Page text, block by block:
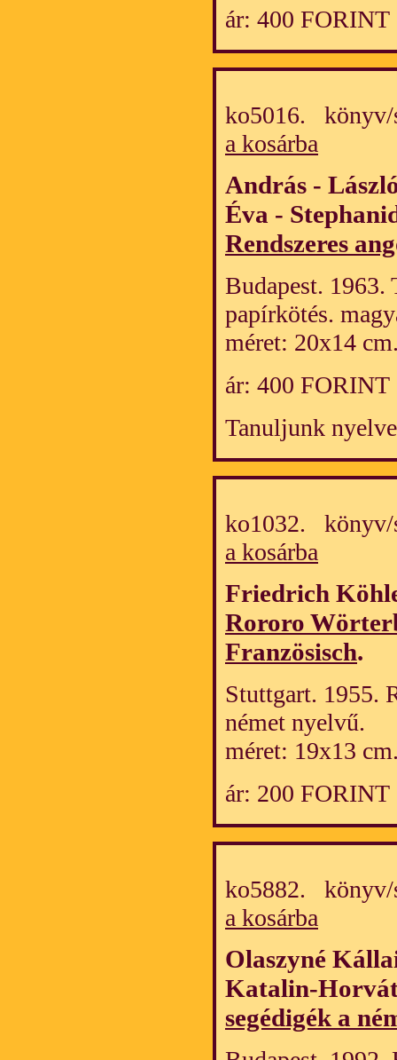
ár: 400 FORINT
ko5016.
a kosárba
András -
Éva -
Rendszeres
Budapest. 1963.
papírkötés.
méret: 20x14
ár: 400 FORINT
Tanuljunk
ko1032.
a kosárba
Friedrich
Rororo
Französisch.
Stuttgart. 1955.
német nyelvű.
méret: 19x13
ár: 200 FORINT
ko5882.
a kosárba
Olaszyné
Katalin-
segédigék a